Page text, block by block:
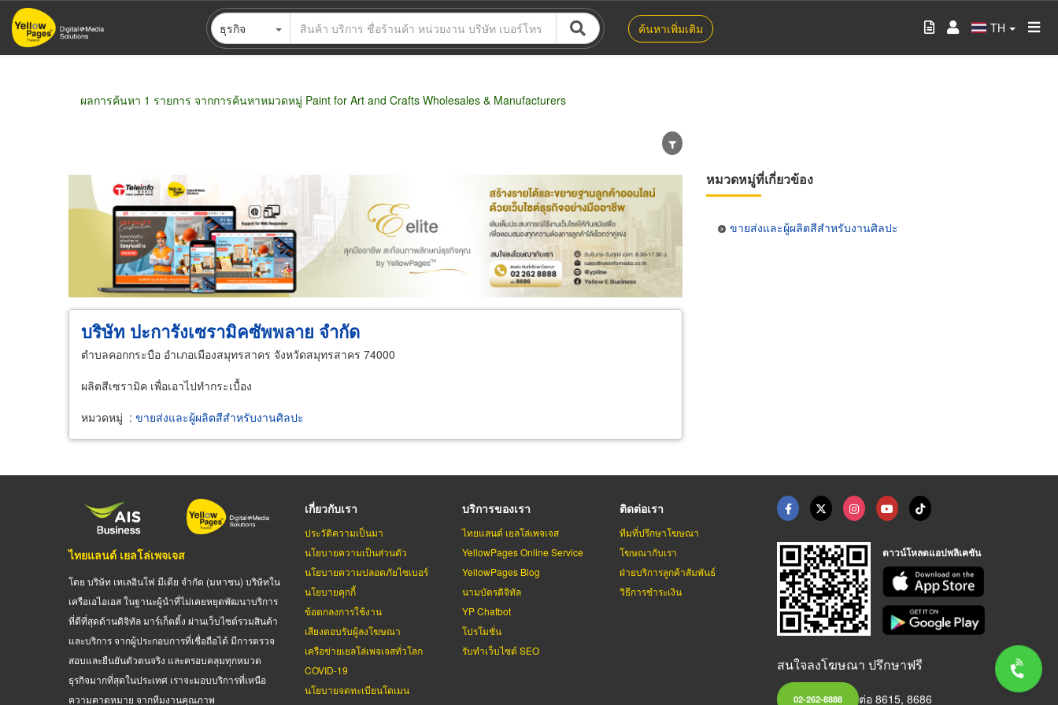
ข้าม
ไป
ธุรกิจ ค้นหาเพิ่มเติม TH
ผลการค้นหา 1 รายการ จากการค้นหาหมวดหมู่ Paint for Art and Crafts Wholesales & Manufacturers
ขายส่ง ขายปลีก ผู้ผลิต ตัวแทนจัดจำหน่าย ผู้ส่งออก/นำเข้า ธุรกิจบริการ
บริษัท ปะการังเซรามิคซัพพลาย จำกัด
ตำบลคอกกระบือ อำเภอเมืองสมุทรสาคร จังหวัดสมุทรสาคร 74000
ผลิตสีเซรามิค เพื่อเอาไปทำกระเบื้อง
หมวดหมู่ : ขายส่งและผู้ผลิตสีสำหรับงานศิลปะ
หมวดหมู่ที่เกี่ยวข้อง
ขายส่งและผู้ผลิตสีสำหรับงานศิลปะ
ไทยแลนด์ เยลโล่เพจเจส
โดย บริษัท เทเลอินโฟ มีเดีย จำกัด (มหาชน) บริษัทใน
เครือเอไอเอส ในฐานะผู้นำที่ไม่เคยหยุดพัฒนาบริการ
ที่ดีที่สุดด้านดิจิทัล มาร์เก็ตติ้ง ผ่านเว็บไซต์รวมสินค้า
และบริการ จากผู้ประกอบการที่เชื่อถือได้ มีการตรวจ
สอบและยืนยันตัวตนจริง และครอบคลุมทุกหมวด
ธุรกิจมากที่สุดในประเทศ เราจะมอบบริการที่เหนือ
ความคาดหมาย จากทีมงานคุณภาพ
เกี่ยวกับเรา
ประวัติความเป็นมา
นโยบายความเป็นส่วนตัว
นโยบายความปลอดภัยไซเบอร์
นโยบายคุกกี้
ข้อตกลงการใช้งาน
เสียงตอบรับผู้ลงโฆษณา
เครือข่ายเยลโล่เพจเจสทั่วโลก
COVID-19
นโยบายจดทะเบียนโดเมน
บริการของเรา
ไทยแลนด์ เยลโล่เพจเจส
YellowPages Online Service
YellowPages Blog
นามบัตรดิจิทัล
YP Chatbot
โปรโมชั่น
รับทำเว็บไซต์ SEO
ติดต่อเรา
ทีมที่ปรึกษาโฆษณา
โฆษณากับเรา
ฝ่ายบริการลูกค้าสัมพันธ์
วิธีการชำระเงิน
ดาวน์โหลดแอปพลิเคชัน
สนใจลงโฆษณา ปรึกษาฟรี
02-262-8888 ต่อ 8615, 8686